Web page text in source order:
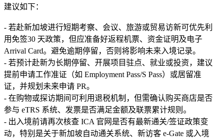
建议如下：
- 若赴新加坡进行短期考察、会议、旅游或贸易访新可优先利
用免签30 天政策，但应准备好返程机票、资金证明及电子
Arrival Card。避免逾期停留，否则将影响未来入境记录。
- 若预计赴新为长期停留、开展项目驻点、就业或投资，建议
提前申请工作准证（如 Employment Pass/S Pass）或居留准
证，并规划未来申请 PR。
- 在购物或探访期间可利用退税机制，但需确认购买商店是否
参与 eTRS 系统、发票是否满足金额及联票累计规则。
- 出入境前请再次核查 ICA 官网是否有最新通关/签证政策变
动，特别是关于新加坡自动通关系统、新访客 e-Gate 或入境